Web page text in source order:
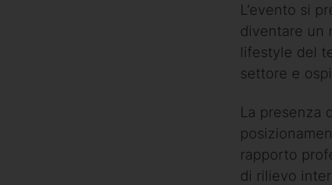
L’evento si
diventare un
lifestyle del
settore e
La presenza
rapporto
di rilievo